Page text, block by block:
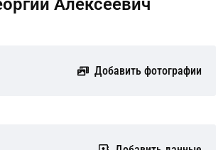
Алексеевич
Добавить фотографии